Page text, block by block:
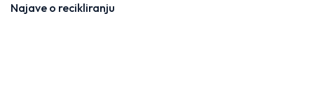
Najave o recikliranju